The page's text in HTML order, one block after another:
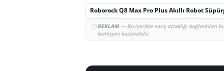
Roborock Q8 Max Pro Plus Akıllı Robot
REKLAM— Bu içerikte satış ortaklığı bağlantıları
komisyon kazanabilir.